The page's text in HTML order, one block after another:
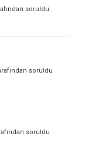
soruldu
soruldu
soruldu